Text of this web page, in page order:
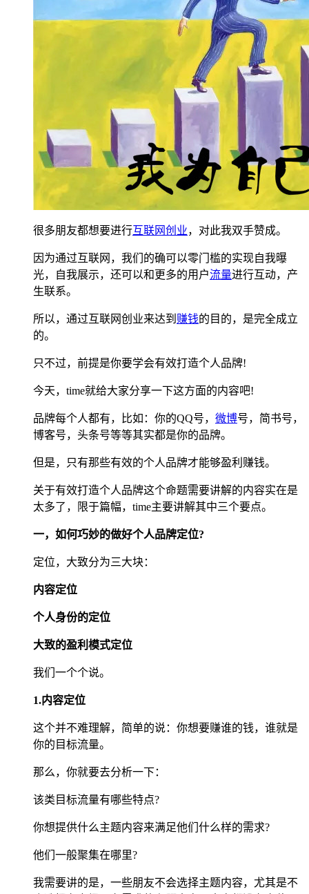
很多朋友都想要进行互联网创业，对此我双手赞成。
因为通过互联网，我们的确可以零门槛的实现自我曝
光，自我展示，还可以和更多的用户流量进行互动，产
生联系。
所以，通过互联网创业来达到 赚钱的目的，是完全成立
的。
只不过，前提是你要学会有效打造个人品牌!
今天，time就给大家分享一下这方面的内容吧!
品牌每个人都有，比如：你的QQ号， 微博号，简书号，
博客号，头条号等等其实都是你的品牌。
但是，只有那些有效的个人品牌才能够盈利赚钱。
关于有效打造个人品牌这个命题需要讲解的内容实在是
太多了，限于篇幅，time主要讲解其中三个要点。
一，如何巧妙的做好个人品牌定位?
定位，大致分为三大块：
内容定位
个人身份的定位
大致的盈利模式定位
我们一个个说。
1.内容定位
这个并不难理解，简单的说：你想要赚谁的钱，谁就是
你的目标流量。
那么，你就要去分析一下：
该类目标流量有哪些特点?
你想提供什么主题内容来满足他们什么样的需求?
他们一般聚集在哪里?
我需要讲的是，一些朋友不会选择主题内容，尤其是不